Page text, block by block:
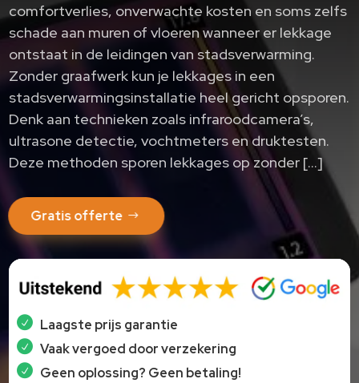
comfortverlies, onverwachte kosten en soms zelfs
schade aan muren of vloeren wanneer er lekkage
ontstaat in de leidingen van stadsverwarming.
Zonder graafwerk kun je lekkages in een
stadsverwarmingsinstallatie heel gericht opsporen.
Denk aan technieken zoals infraroodcamera’s,
ultrasone detectie, vochtmeters en druktesten.
Deze methoden sporen lekkages op zonder […]
Gratis offerte
Laagste prijs garantie
Vaak vergoed door verzekering
Geen oplossing? Geen betaling!